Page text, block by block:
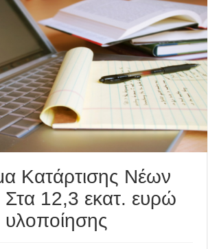
Κατάρτισης Νέων
12,3 εκατ. ευρώ
υλοποίησης